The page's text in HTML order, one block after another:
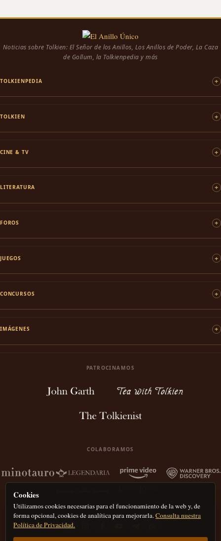
Noticias sobre Tolkien: El Señor de los Anillos, Los Anillos de Poder, La Caza
de Gollum, la Tolkienpedia y más
TOLKIENPEDIA
TOLKIEN
CINE & TV
LITERATURA
FOROS
JUEGOS
CONCURSOS
IMÁGENES
PATROCINAMOS
COLABORAMOS
Cookies
Utilizamos cookies necesarias para el funcionamiento de la web y, de
forma opcional, cookies de analítica para mejorarla.Consulta nuestra
Política de Privacidad.